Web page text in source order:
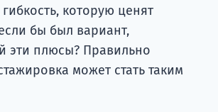
которую ценят
бы был вариант,
эти плюсы? Правильно
может стать таким